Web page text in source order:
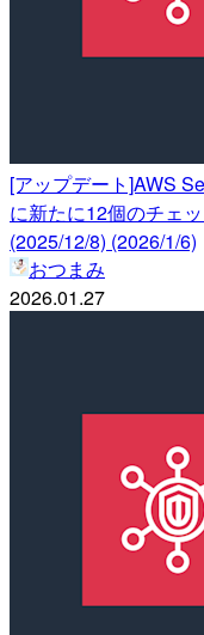
[アップデート]AWS
に新たに12個のチェ
(2025/12/8) (2026/1/6)
おつまみ
2026.01.27